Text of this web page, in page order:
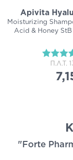
Apivita
Moisturizing
Acid & Honey
Π.Λ.Τ.
"Forte